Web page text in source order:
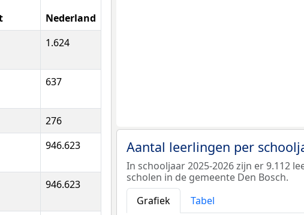
Nederland
1.624
637
276
946.623
946.623
Aantal leerlingen per
In schooljaar 2025-2026 zijn er 9.112
scholen in de gemeente Den Bosch.
Grafiek
Tabel